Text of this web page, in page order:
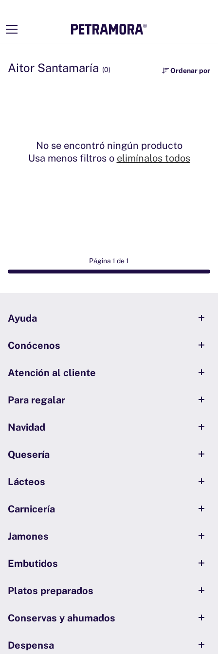
Aitor Santamaría (0) Ordenar por
No se encontró ningún producto
Usa menos filtros o elimínalos todos
Página 1 de 1
Ayuda
Conócenos
Atención al cliente
Para regalar
Navidad
Quesería
Lácteos
Carnicería
Jamones
Embutidos
Platos preparados
Conservas y ahumados
Despensa